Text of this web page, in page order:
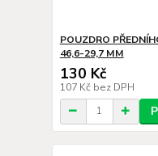
POUZDRO
46,6-29,7 MM
130 Kč
107 Kč bez DPH